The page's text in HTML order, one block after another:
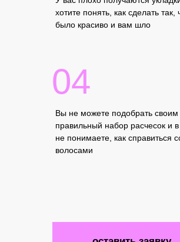
Вы не можете подобрать своим
правильный набор расчесок и
не понимаете, как справиться
волосами
04
хотите понять, как сделать так,
было красиво и вам шло